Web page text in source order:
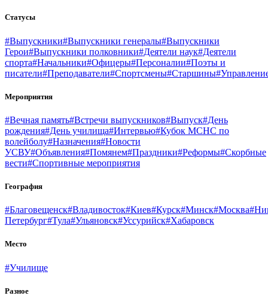
Статусы
#Выпускники#Выпускники генералы#Выпускники
Герои#Выпускники полковники#Деятели наук#Деятели
спорта#Начальники#Офицеры#Персоналии#Поэты и
писатели#Преподаватели#Спортсмены#Старшины
Мероприятия
#Вечная память#Встречи выпускников#Выпуск#День
рождения#День училища#Интервью#Кубок МСНС по
волейболу#Назначения#Новости
УСВУ#Объявления#Помянем#Праздники#Реформы#Скорбные
вести#Спортивные мероприятия
География
#Благовещенск#Владивосток#Киев#Курск#Минск#Москва
Петербург#Тула#Ульяновск#Уссурийск#Хабаровск
Место
#Училище
Разное